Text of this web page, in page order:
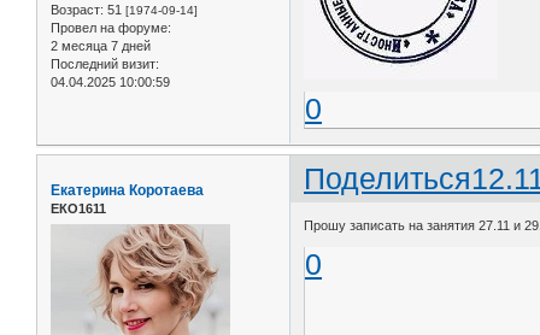
Возраст: 51 [1974-09-14]
Провел на форуме:
2 месяца 7 дней
Последний визит:
04.04.2025 10:00:59
0
Поделиться
Екатерина Коротаева
ЕКО1611
Прошу записать на занятия 27.11 и
0